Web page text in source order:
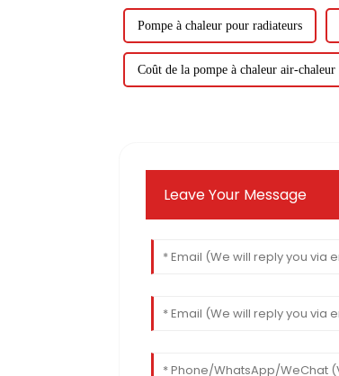
Pompe à chaleur pour radiateurs
Coût de la pompe à chaleur air-chaleur
Leave Your Message